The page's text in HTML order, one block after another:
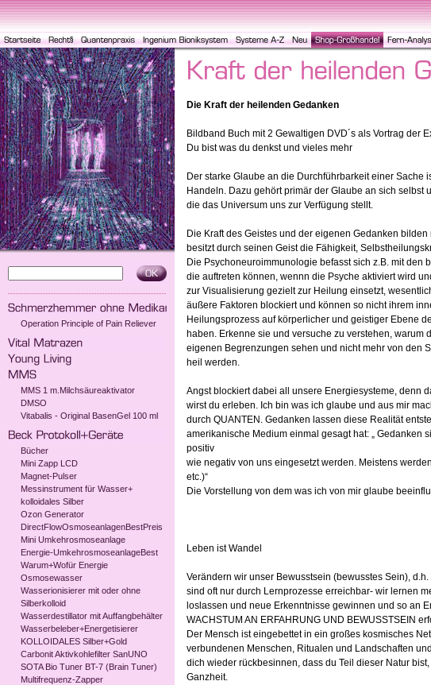
Operation Principle of Pain Reliever
MMS 1 m.Milchsäureaktivator
DMSO
Vitabalis - Original BasenGel 100 ml
Bücher
Mini Zapp LCD
Magnet-Pulser
Messinstrument für Wasser+
kolloidales Silber
Ozon Generator
DirectFlowOsmoseanlagenBestPreis
Mini Umkehrosmoseanlage
Energie-UmkehrosmoseanlageBest
Warum+Wofür Energie
Osmosewasser
Wasserionisierer mit oder ohne
Silberkolloid
Wasserdestillator mit Auffangbehälter
Wasserbeleber+Energetisierer
KOLLOIDALES Silber+Gold
Carbonit Aktivkohlefilter SanUNO
SOTA Bio Tuner BT-7 (Brain Tuner)
Multifrequenz-Zapper
Die Kraft der heilenden Gedanken
Bildband Buch mit 2 Gewaltigen DVD´s als Vortrag der
Du bist was du denkst und vieles mehr
Der starke Glaube an die Durchführbarkeit einer Sache
Handeln. Dazu gehört primär der Glaube an sich selbst
die das Universum uns zur Verfügung stellt.
Die Kraft des Geistes und der eigenen Gedanken
besitzt durch seinen Geist die Fähigkeit,
Die Psychoneuroimmunologie befasst sich z.B. mit den
die auftreten können, wennn die Psyche aktiviert wird
zur Visualisierung gezielt zur Heilung einsetzt,
äußere Faktoren blockiert und können so nicht ihrem
Heilungsprozess auf körperlicher und geistiger Ebene
haben. Erkenne sie und versuche zu verstehen,
eigenen Begrenzungen sehen und nicht mehr von den
heil werden.
Angst blockiert dabei all unsere Energiesysteme, denn
wirst du erleben. Ich bin was ich glaube und aus mir
durch QUANTEN. Gedanken lassen diese Realität
amerikanische Medium einmal gesagt hat: „ Gedanken
positiv
wie negativ von uns eingesetzt werden. Meistens
etc.)“
Die Vorstellung von dem was ich von mir glaube
Leben ist Wandel
Verändern wir unser Bewusstsein (bewusstes Sein),
sind oft nur durch Lernprozesse erreichbar- wir lernen
loslassen und neue Erkenntnisse gewinnen und so an
WACHSTUM AN ERFAHRUNG UND BEWUSSTSEIN
Der Mensch ist eingebettet in ein großes kosmisches
verbundenen Menschen, Ritualen und Landschaften
dich wieder rückbesinnen, dass du Teil dieser Natur
Ganzheit.